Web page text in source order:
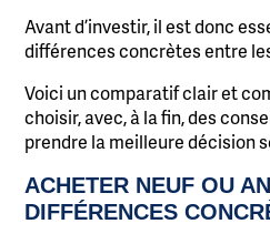
Avant d’investir, il est donc
différences concrètes entre
Voici un comparatif clair et
choisir, avec, à la fin, des
prendre la meilleure décision
ACHETER NEUF OU
DIFFÉRENCES